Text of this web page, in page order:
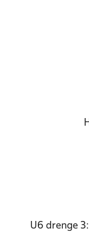
U6 drenge